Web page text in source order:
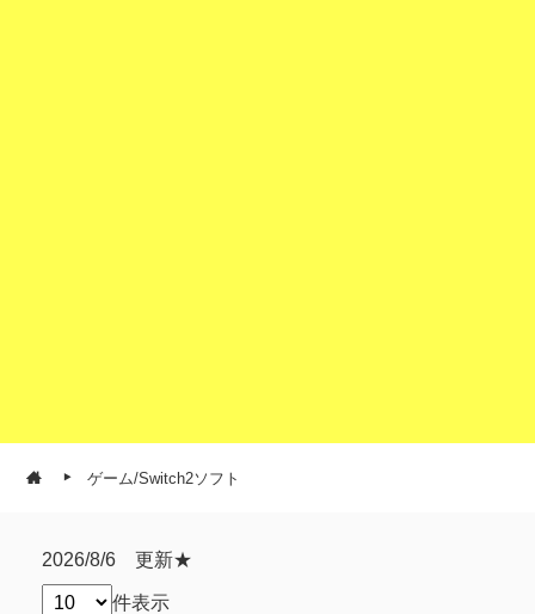
ゲーム/Switch2ソフト
2026/8/6 更新★
件表示